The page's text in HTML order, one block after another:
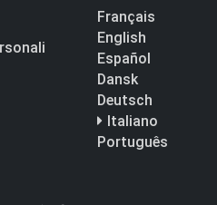
Français
English
Español
Dansk
Deutsch
Italiano
Português